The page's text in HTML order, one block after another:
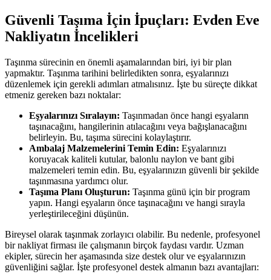
Güvenli Taşıma İçin İpuçları: Evden Eve
Nakliyatın İncelikleri
Taşınma sürecinin en önemli aşamalarından biri, iyi bir plan
yapmaktır. Taşınma tarihini belirledikten sonra, eşyalarınızı
düzenlemek için gerekli adımları atmalısınız. İşte bu süreçte dikkat
etmeniz gereken bazı noktalar:
Eşyalarınızı Sıralayın: Taşınmadan önce hangi eşyaların
taşınacağını, hangilerinin atılacağını veya bağışlanacağını
belirleyin. Bu, taşıma sürecini kolaylaştırır.
Ambalaj Malzemelerini Temin Edin: Eşyalarınızı
koruyacak kaliteli kutular, balonlu naylon ve bant gibi
malzemeleri temin edin. Bu, eşyalarınızın güvenli bir şekilde
taşınmasına yardımcı olur.
Taşıma Planı Oluşturun: Taşınma günü için bir program
yapın. Hangi eşyaların önce taşınacağını ve hangi sırayla
yerleştirileceğini düşünün.
Bireysel olarak taşınmak zorlayıcı olabilir. Bu nedenle, profesyonel
bir nakliyat firması ile çalışmanın birçok faydası vardır. Uzman
ekipler, sürecin her aşamasında size destek olur ve eşyalarınızın
güvenliğini sağlar. İşte profesyonel destek almanın bazı avantajları: